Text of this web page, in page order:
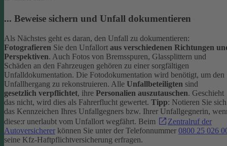
... Beweise sichern und Unfall dokumentieren
Als Nächstes geht es daran, den Unfall zu dokumentieren:
Fotografieren Sie den Unfallort aus verschiedenen Richtungen
Perspektiven. Auch Fotos von Bremsspuren, Glassplittern und
Schäden an den Fahrzeugen gehören zu einer sorgfältigen
Unfalldokumentation. Die Fotodokumentation wird benötigt, um den
Unfallhergang zu rekonstruieren. Alle Unfallbeteiligten sind
gesetzlich verpflichtet, ihre Personalien auszutauschen. Geschieht
das nicht, wird dies als Fahrerflucht gewertet. Tipp: Notieren Sie sich
das Kennzeichen Ihres Unfallgegners bzw. Ihrer Unfallgegnerin,
diese:r unerlaubt vom Unfallort wegfährt. Beim
Zentralruf der
Autoversicherer können Sie unter der Telefonnummer 0800 25 026
seine Kfz-Haftpflichtversicherung erfragen.